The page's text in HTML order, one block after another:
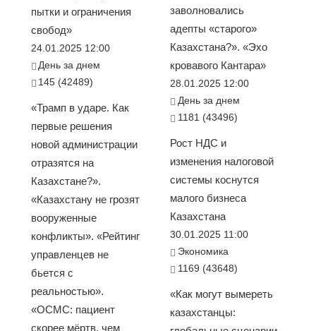
пытки и ограничения
свобод»
24.01.2025 12:00
День за днем
145 (42489)
«Трамп в ударе. Как
первые решения
новой администрации
отразятся на
Казахстане?».
«Казахстану не грозят
вооруженные
конфликты». «Рейтинг
управленцев не
бьется с
реальностью».
«ОСМС: пациент
скорее мёртв, чем
заволновались
адепты «старого»
Казахстана?». «Эхо
кровавого Кантара»
28.01.2025 12:00
День за днем
1181 (43496)
Рост НДС и
изменения налоговой
системы коснутся
малого бизнеса
Казахстана
30.01.2025 11:00
Экономика
1169 (43648)
«Как могут вымереть
казахстанцы: